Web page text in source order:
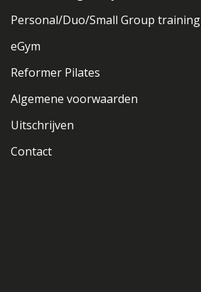
Personal/Duo/Small Group training
eGym
Reformer Pilates
Algemene voorwaarden
Uitschrijven
Contact